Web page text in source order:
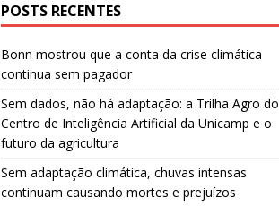
POSTS RECENTES
Bonn mostrou que a conta da crise climática
continua sem pagador
Sem dados, não há adaptação: a Trilha Agro do
Centro de Inteligência Artificial da Unicamp e o
futuro da agricultura
Sem adaptação climática, chuvas intensas
continuam causando mortes e prejuízos